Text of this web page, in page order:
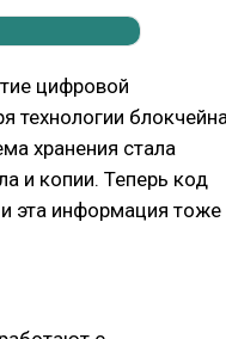
цифровой
технологии
хранения стала
и копии. Теперь код
эта информация тоже